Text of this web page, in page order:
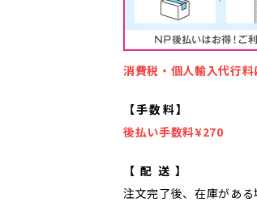
消費税・個人輸入代行料
【手数料】
後払い手数料¥270
【 配 送 】
注文完了後、在庫があ